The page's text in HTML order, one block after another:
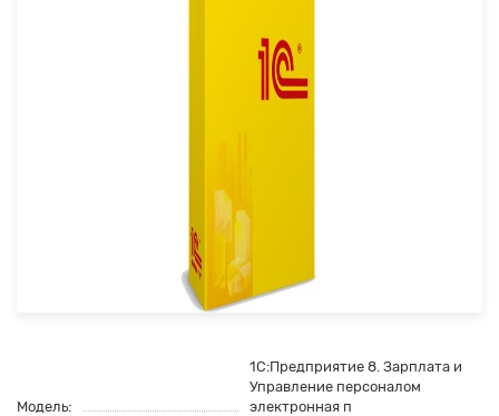
Модель:
1С:Предприятие 8. Зарплата и
Управление персоналом
электронная п